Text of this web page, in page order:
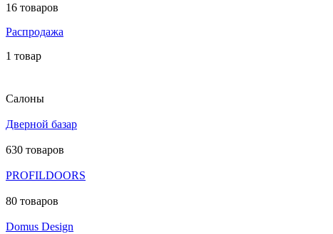
16 товаров
Распродажа
1 товар
Салоны
Дверной базар
630 товаров
PROFILDOORS
80 товаров
Domus Design